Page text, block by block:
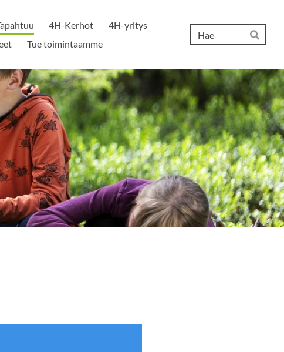
4H-Kerhot
4H-yritys
Tue toimintaamme Hae